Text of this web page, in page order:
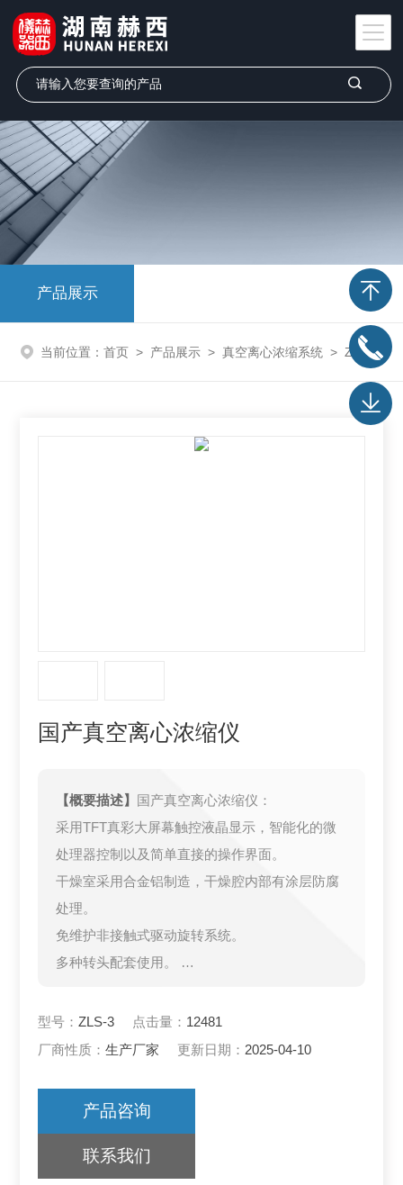
产品展示
当前位置： 首页 > 产品展示 > 真空离心浓缩系统 > ZLS-3型真空离心浓缩仪
国产真空离心浓缩仪
【概要描述】 国产真空离心浓缩仪：
采用TFT真彩大屏幕触控液晶显示，智能化的微
处理器控制以及简单直接的操作界面。
干燥室采用合金铝制造，干燥腔内部有涂层防腐
处理。
免维护非接触式驱动旋转系统。
多种转头配套使用。
型号：ZLS-3 点击量： 12481
厂商性质：生产厂家 更新日期： 2025-04-10
产品咨询
联系我们